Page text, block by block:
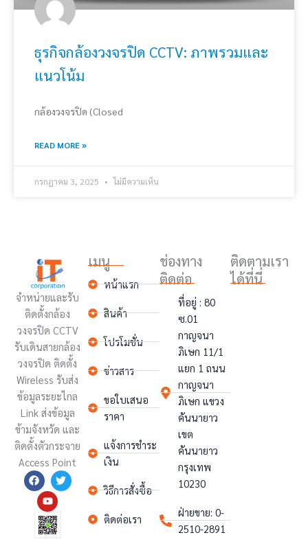
ธุรกิจกล้องวงจรปิด CCTV: ภาพรวมและ
แนวโน้ม
กล้องวงจรปิด (Closed
READ MORE »
กรกฎาคม 3, 2025 ไม่มีความเห็น
จำหน่ายและรับ
ติดตั้งกล้อง
วงจรปิด CCTV
รับเดินสายกล้อง
วงจรปิด ติดตั้ง
Wireless รับส่ง
ข้อมูลระยะไกล
Link ส่งข้อมูล
ข้ามจังหวัด และ
ติดตั้งตัวกระจาย
Access Point
F
a
c
e
b
o
o
T
w
i
Y
o
u
t
u
b
e
เมนู
หน้าแรก
สินค้า
โปรโมชั่น
ข่าวสาร
ขอใบเสนอ
ราคา
แจ้งการชำระ
เงิน
วิธีการสั่งซื้อ
ติดต่อเรา
ช่องทาง
ติดต่อ
ที่อยู่ : 80
ซ.01
กาญจนา
ภิเษก 11/1
แยก 1 ถนน
กาญจนา
ภิเษก แขวง
คันนายาว
เขต
คันนายาว
กรุงเทพ
10230
ฝ่ายขาย: 0-
2510-2891
ติดตามเรา
ได้ที่นี่